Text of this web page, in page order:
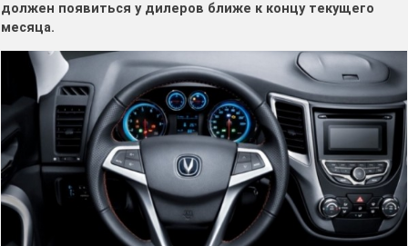
должен появиться у дилеров ближе к концу текущего
месяца.